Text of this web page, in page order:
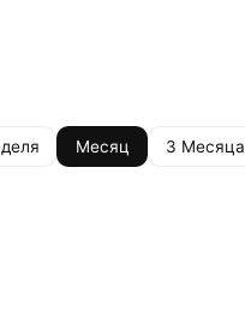
Месяц 3 Месяца